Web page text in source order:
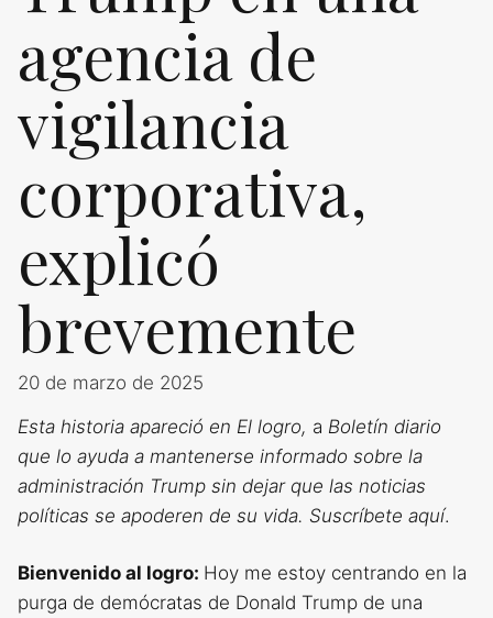
agencia de
vigilancia
corporativa,
explicó
brevemente
20 de marzo de 2025
Esta historia apareció en El logro, a Boletín diario
que lo ayuda a mantenerse informado sobre la
administración Trump sin dejar que las noticias
políticas se apoderen de su vida. Suscríbete aquí.
Bienvenido al logro: Hoy me estoy centrando en la
purga de demócratas de Donald Trump de una